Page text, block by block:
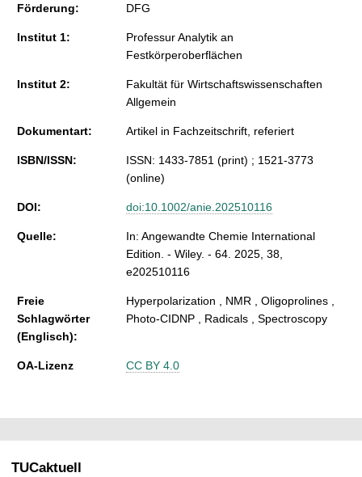
Förderung: DFG
Institut 1:
Professur Analytik an
Festkörperoberflächen
Institut 2:
Fakultät für Wirtschaftswissenschaften
Allgemein
Dokumentart: Artikel in Fachzeitschrift, referiert
ISBN/ISSN:
ISSN: 1433-7851 (print) ; 1521-3773
(online)
DOI: doi:10.1002/anie.202510116
Quelle:
In: Angewandte Chemie International
Edition. - Wiley. - 64. 2025, 38,
e202510116
Freie
Schlagwörter
(Englisch):
Hyperpolarization , NMR , Oligoprolines ,
Photo-CIDNP , Radicals , Spectroscopy
OA-Lizenz CC BY 4.0
TUCaktuell